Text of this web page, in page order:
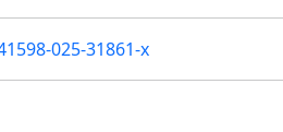
025-31861-x